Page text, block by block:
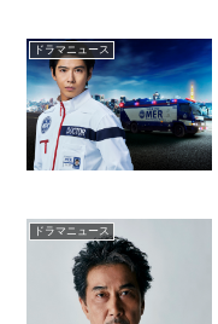
ドラマニュース
ドラマニュース